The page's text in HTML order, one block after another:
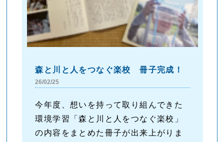
森と川と人をつなぐ楽校 冊子完成！
26/02/25
今年度、想いを持って取り組んできた
環境学習「森と川と人をつなぐ楽校」
の内容をまとめた冊子が出来上がりま